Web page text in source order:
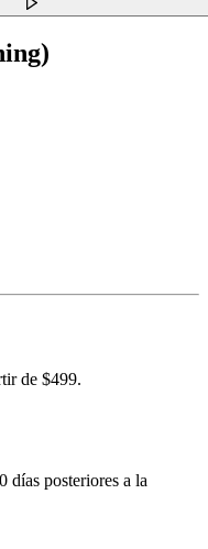
de $499.
días posteriores a la